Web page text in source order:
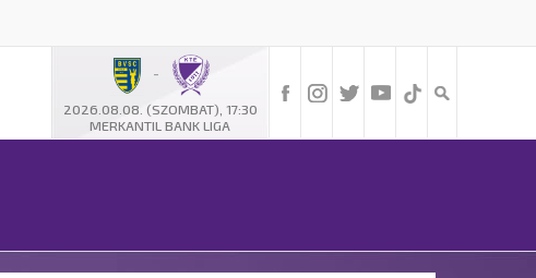
-
2026.08.08. (SZOMBAT), 17:30
MERKANTIL BANK LIGA